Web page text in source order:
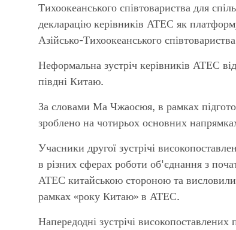
Тихоокеанського співтовариства для
декларацію керівників АТЕС як
Азійсько-Тихоокеанського
Неформальна зустріч керівників АТЕС
півдні Китаю.
За словами Ма Чжаосюя, в рамках
зроблено на чотирьох основних
Учасники другої зустрічі
в різних сферах роботи об'єднання з
АТЕС китайською стороною та висловили
рамках «року Китаю» в АТЕС.
Напередодні зустрічі